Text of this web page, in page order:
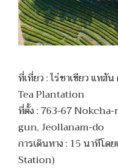
ที่เที่ยว : ไร่ชาเขียว แทฮั
Tea Plantation
ที่ตั้ง : 763-67
gun, Jeollanam-do
การเดินทาง : 15 นาทีโ
Station)